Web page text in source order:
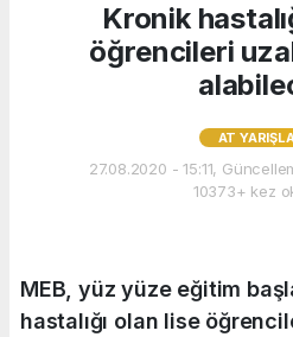
Kronik
öğrencileri
AT
27.08.2020 - 15:11,
10373+ kez
MEB, yüz yüze eğitim
hastalığı olan lise